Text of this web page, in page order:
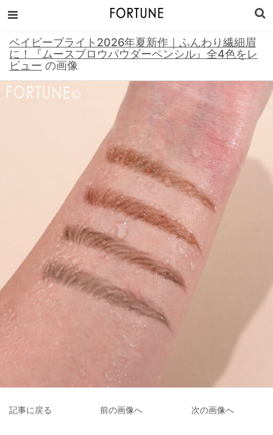
ベイビーブライト2026年夏新作｜ふんわり繊細眉
に！『ムースブロウパウダーペンシル』全4色をレ
ビュー の画像
記事に戻る 前の画像へ 次の画像へ